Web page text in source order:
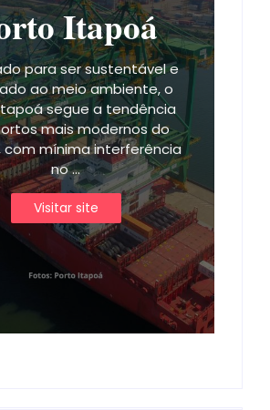
Itapoá
para ser sustentável e
ao meio ambiente, o
segue a tendência
mais modernos do
com mínima interferência
no ...
Visitar site